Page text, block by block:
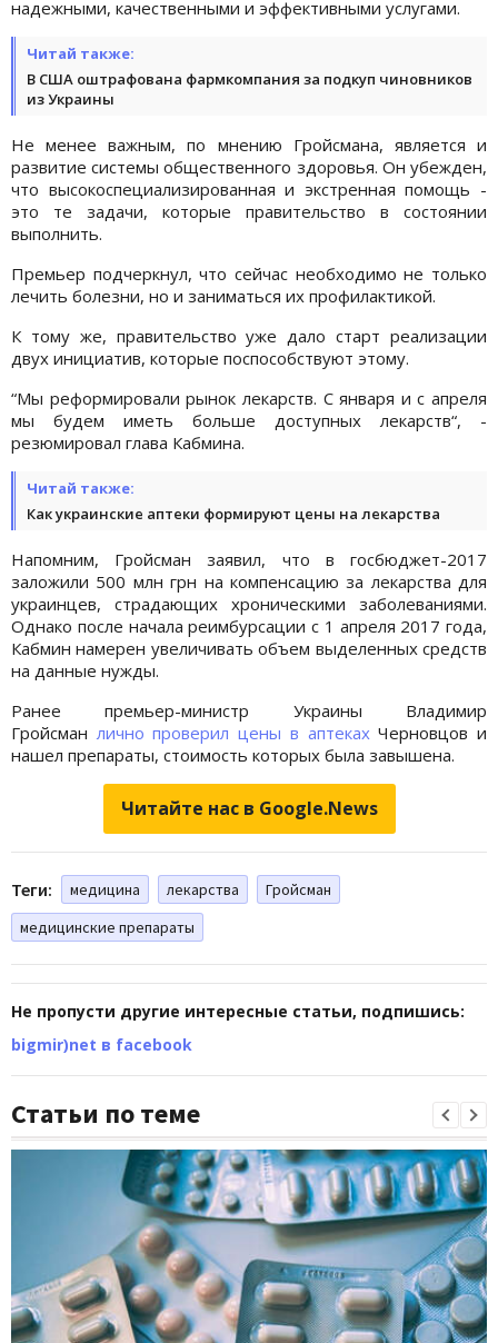
надежными, качественными и эффективными услугами.
Читай также:
В США оштрафована фармкомпания за подкуп чиновников
из Украины
Не менее важным, по мнению Гройсмана, является и
развитие системы общественного здоровья. Он убежден,
что высокоспециализированная и экстренная помощь -
это те задачи, которые правительство в состоянии
выполнить.
Премьер подчеркнул, что сейчас необходимо не только
лечить болезни, но и заниматься их профилактикой.
К тому же, правительство уже дало старт реализации
двух инициатив, которые поспособствуют этому.
“Мы реформировали рынок лекарств. С января и с апреля
мы будем иметь больше доступных лекарств“, -
резюмировал глава Кабмина.
Читай также:
Как украинские аптеки формируют цены на лекарства
Напомним, Гройсман заявил, что в госбюджет-2017
заложили 500 млн грн на компенсацию за лекарства для
украинцев, страдающих хроническими заболеваниями.
Однако после начала реимбурсации с 1 апреля 2017 года,
Кабмин намерен увеличивать объем выделенных средств
на данные нужды.
Ранее премьер-министр Украины Владимир
Гройсман лично проверил цены в аптекахЧерновцов и
нашел препараты, стоимость которых была завышена.
Читайте нас в Google.News
Теги: медицина лекарства
Гройсман
медицинские препараты
Не пропусти другие интересные статьи, подпишись:
bigmir)net в facebook
Статьи по теме